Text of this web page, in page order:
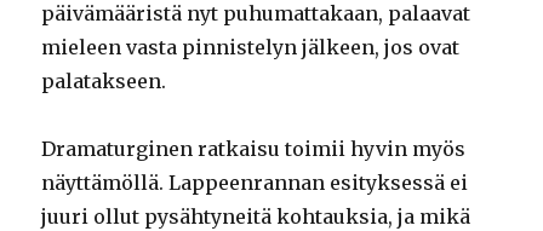
päivämääristä nyt puhumattakaan, palaavat
mieleen vasta pinnistelyn jälkeen, jos ovat
palatakseen.
Dramaturginen ratkaisu toimii hyvin myös
näyttämöllä. Lappeenrannan esityksessä ei
juuri ollut pysähtyneitä kohtauksia, ja mikä